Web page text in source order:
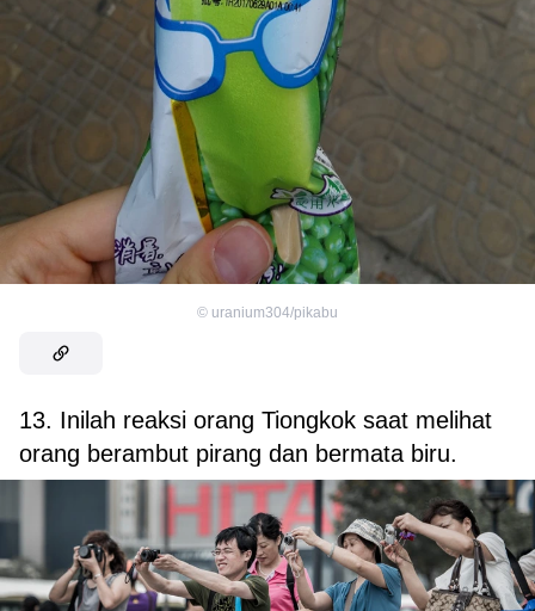
© uranium304/pikabu
13. Inilah reaksi orang Tiongkok saat melihat
orang berambut pirang dan bermata biru.